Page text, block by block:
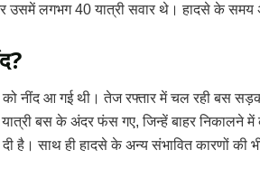
उसमें लगभग 40 यात्री सवार थे। हादसे के
नींद आ गई थी। तेज रफ्तार में चल रही बस
बस के अंदर फंस गए, जिन्हें बाहर निकालने
साथ ही हादसे के अन्य संभावित कारणों की